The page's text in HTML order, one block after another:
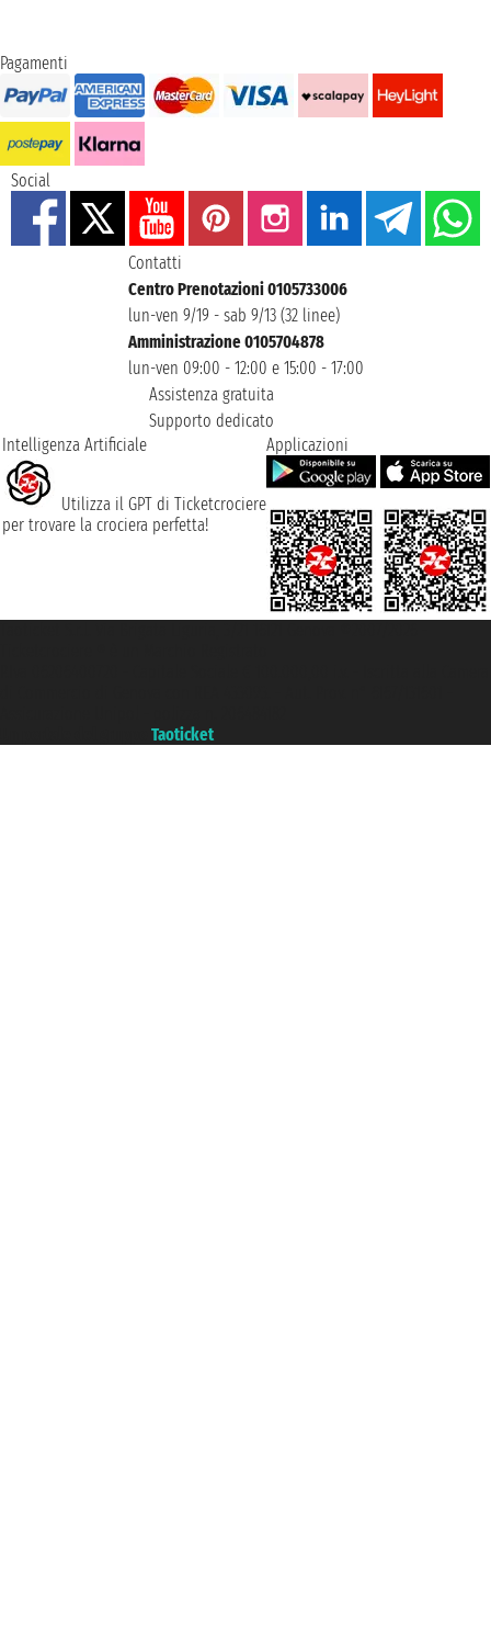
Pagamenti
Social
Contatti
Centro Prenotazioni 0105733006
lun-ven 9/19 - sab 9/13 (32 linee)
Amministrazione 0105704878
lun-ven 09:00 - 12:00 e 15:00 - 17:00
Assistenza gratuita
Supporto dedicato
Intelligenza Artificiale
Utilizza il GPT di Ticketcrociere
per trovare la crociera perfetta!
Applicazioni
Taoticket